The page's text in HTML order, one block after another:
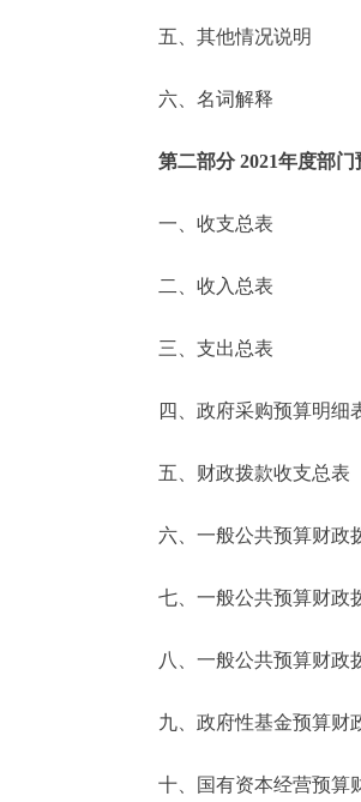
便民服务
中介服务
政民互动
12345网上接
参与调查
走进北京
北京概况
绿色北京
ENGLISH
五、其他情况说明
六、名词解释
第二部分 2021年度部
一、收支总表
二、收入总表
三、支出总表
四、政府采购预算明细
五、财政拨款收支总表
六、一般公共预算财政
七、一般公共预算财政
八、一般公共预算财政
九、政府性基金预算财
十、国有资本经营预算